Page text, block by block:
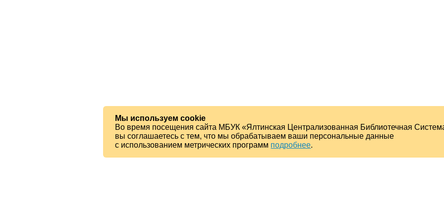
Мы используем cookie
Во время посещения сайта МБУК «Ялтинская Централизованная Библиотечная
вы соглашаетесь с тем, что мы обрабатываем ваши персональные данные
с использованием метрических программ подробнее.